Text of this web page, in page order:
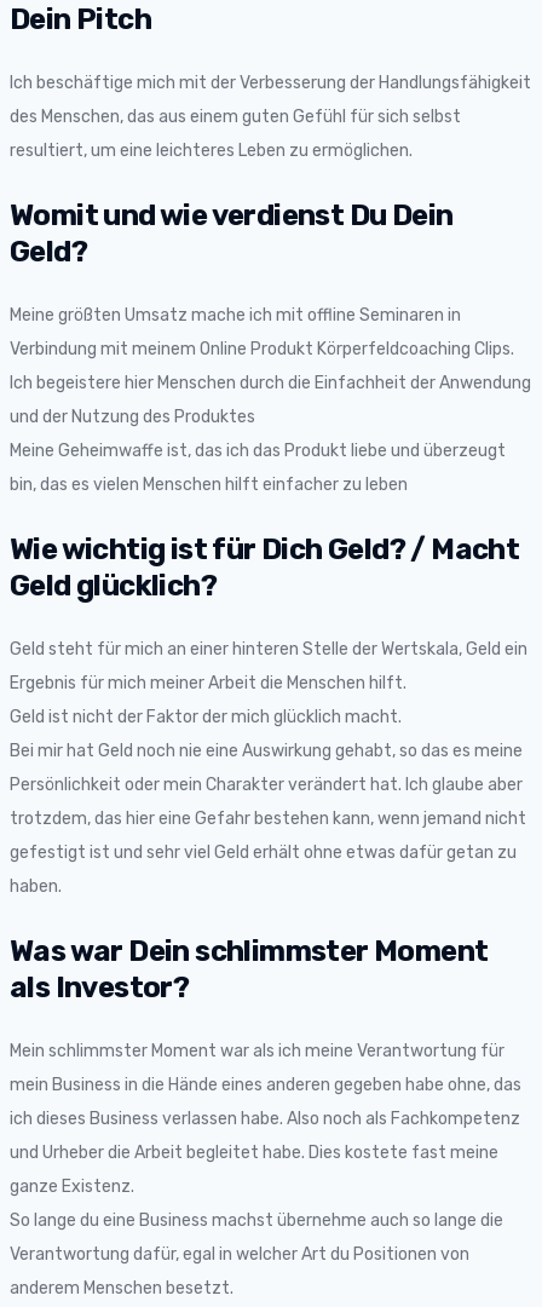
Dein Pitch
Ich beschäftige mich mit der Verbesserung der Handlungsfähigkeit
des Menschen, das aus einem guten Gefühl für sich selbst
resultiert, um eine leichteres Leben zu ermöglichen.
Womit und wie verdienst Du Dein
Geld?
Meine größten Umsatz mache ich mit offline Seminaren in
Verbindung mit meinem Online Produkt Körperfeldcoaching Clips.
Ich begeistere hier Menschen durch die Einfachheit der Anwendung
und der Nutzung des Produktes
Meine Geheimwaffe ist, das ich das Produkt liebe und überzeugt
bin, das es vielen Menschen hilft einfacher zu leben
Wie wichtig ist für Dich Geld? / Macht
Geld glücklich?
Geld steht für mich an einer hinteren Stelle der Wertskala, Geld ein
Ergebnis für mich meiner Arbeit die Menschen hilft.
Geld ist nicht der Faktor der mich glücklich macht.
Bei mir hat Geld noch nie eine Auswirkung gehabt, so das es meine
Persönlichkeit oder mein Charakter verändert hat. Ich glaube aber
trotzdem, das hier eine Gefahr bestehen kann, wenn jemand nicht
gefestigt ist und sehr viel Geld erhält ohne etwas dafür getan zu
haben.
Was war Dein schlimmster Moment
als Investor?
Mein schlimmster Moment war als ich meine Verantwortung für
mein Business in die Hände eines anderen gegeben habe ohne, das
ich dieses Business verlassen habe. Also noch als Fachkompetenz
und Urheber die Arbeit begleitet habe. Dies kostete fast meine
ganze Existenz.
So lange du eine Business machst übernehme auch so lange die
Verantwortung dafür, egal in welcher Art du Positionen von
anderem Menschen besetzt.